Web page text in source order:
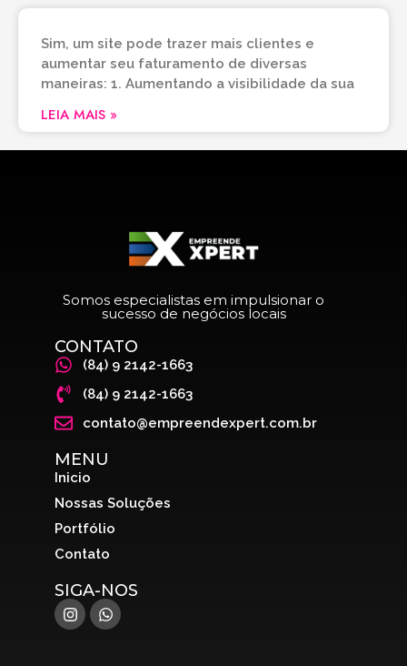
Sim, um site pode trazer mais clientes e
aumentar seu faturamento de diversas
maneiras: 1. Aumentando a visibilidade da sua
LEIA MAIS »
Somos especialistas em impulsionar o
sucesso de negócios locais
CONTATO
(84) 9 2142-1663
(84) 9 2142-1663
contato@empreendexpert.com.br
MENU
Inicio
Nossas Soluções
Portfólio
Contato
SIGA-NOS